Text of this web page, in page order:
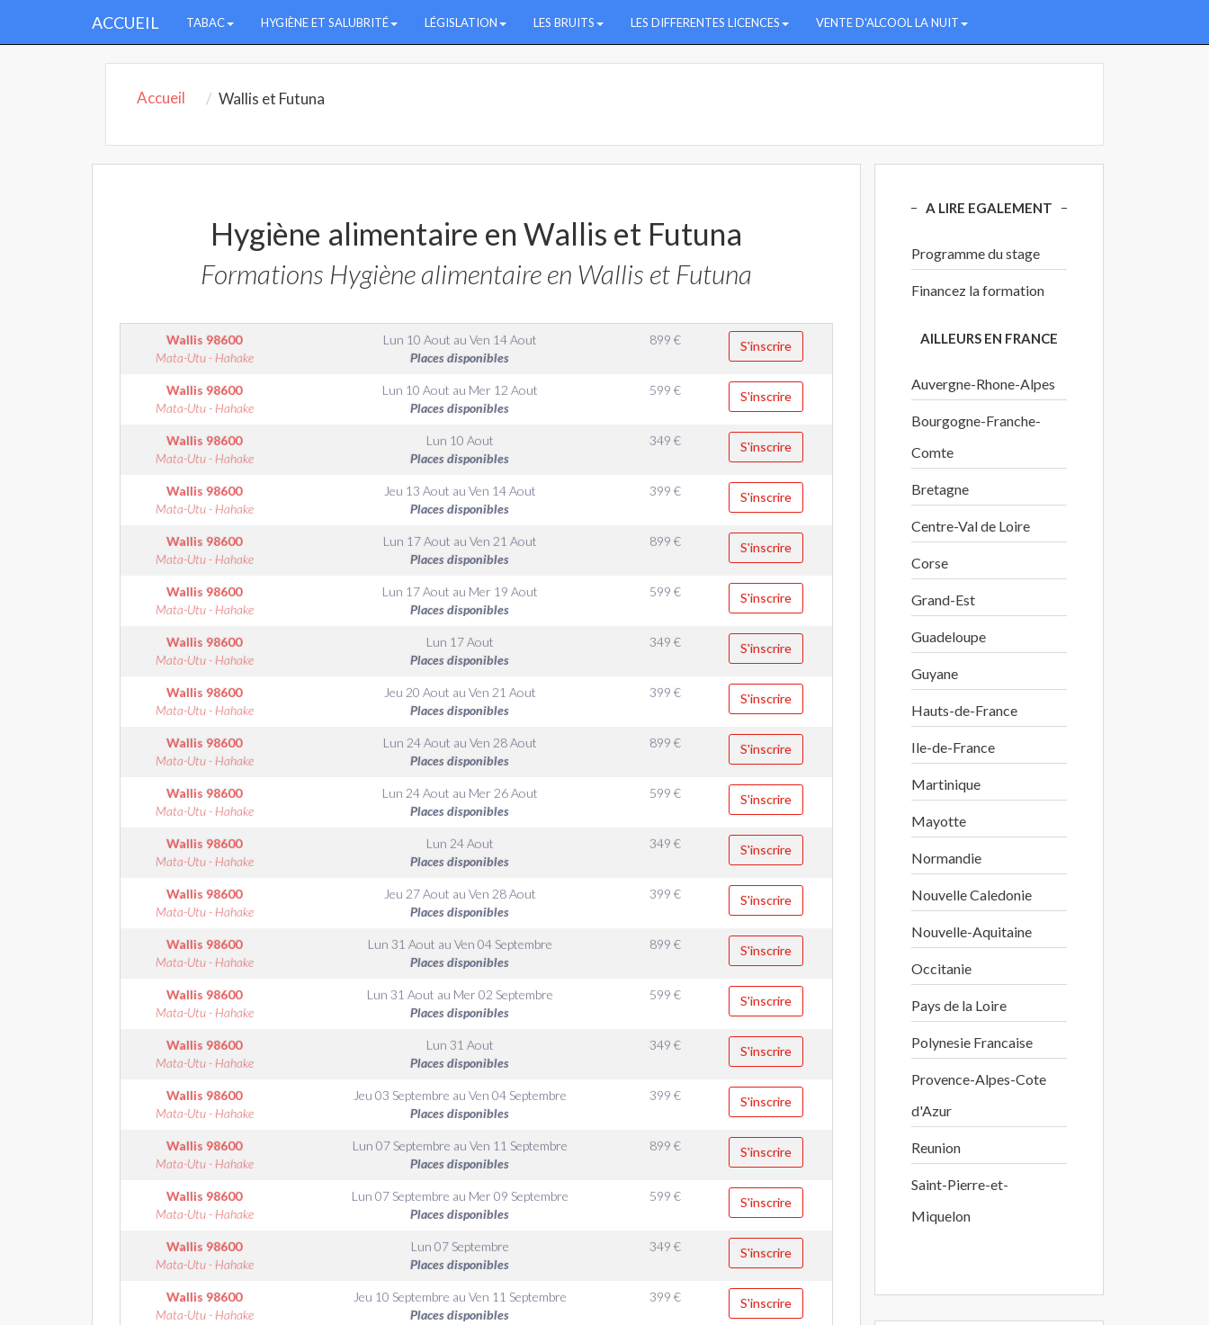
ACCUEIL TABAC HYGIÈNE ET SALUBRITÉ LÉGISLATION LES BRUITS LES DIFFERENTES LICENCES VENTE D'ALCOOL LA NUIT
Accueil Wallis et Futuna
Hygiène alimentaire en Wallis et Futuna
Formations Hygiène alimentaire en Wallis et Futuna
Wallis 98600
Mata-Utu - Hahake
Lun 10 Aout au Ven 14 Aout
Places disponibles
899 € S'inscrire
Wallis 98600
Mata-Utu - Hahake
Lun 10 Aout au Mer 12 Aout
Places disponibles
599 € S'inscrire
Wallis 98600
Mata-Utu - Hahake
Lun 10 Aout
Places disponibles
349 € S'inscrire
Wallis 98600
Mata-Utu - Hahake
Jeu 13 Aout au Ven 14 Aout
Places disponibles
399 € S'inscrire
Wallis 98600
Mata-Utu - Hahake
Lun 17 Aout au Ven 21 Aout
Places disponibles
899 € S'inscrire
Wallis 98600
Mata-Utu - Hahake
Lun 17 Aout au Mer 19 Aout
Places disponibles
599 € S'inscrire
Wallis 98600
Mata-Utu - Hahake
Lun 17 Aout
Places disponibles
349 € S'inscrire
Wallis 98600
Mata-Utu - Hahake
Jeu 20 Aout au Ven 21 Aout
Places disponibles
399 € S'inscrire
Wallis 98600
Mata-Utu - Hahake
Lun 24 Aout au Ven 28 Aout
Places disponibles
899 € S'inscrire
Wallis 98600
Mata-Utu - Hahake
Lun 24 Aout au Mer 26 Aout
Places disponibles
599 € S'inscrire
Wallis 98600
Mata-Utu - Hahake
Lun 24 Aout
Places disponibles
349 € S'inscrire
Wallis 98600
Mata-Utu - Hahake
Jeu 27 Aout au Ven 28 Aout
Places disponibles
399 € S'inscrire
Wallis 98600
Mata-Utu - Hahake
Lun 31 Aout au Ven 04 Septembre
Places disponibles
899 € S'inscrire
Wallis 98600
Mata-Utu - Hahake
Lun 31 Aout au Mer 02 Septembre
Places disponibles
599 € S'inscrire
Wallis 98600
Mata-Utu - Hahake
Lun 31 Aout
Places disponibles
349 € S'inscrire
Wallis 98600
Mata-Utu - Hahake
Jeu 03 Septembre au Ven 04 Septembre
Places disponibles
399 € S'inscrire
Wallis 98600
Mata-Utu - Hahake
Lun 07 Septembre au Ven 11 Septembre
Places disponibles
899 € S'inscrire
Wallis 98600
Mata-Utu - Hahake
Lun 07 Septembre au Mer 09 Septembre
Places disponibles
599 € S'inscrire
Wallis 98600
Mata-Utu - Hahake
Lun 07 Septembre
Places disponibles
349 € S'inscrire
Wallis 98600
Mata-Utu - Hahake
Jeu 10 Septembre au Ven 11 Septembre
Places disponibles
399 € S'inscrire
A LIRE EGALEMENT
Programme du stage
Financez la formation
AILLEURS EN FRANCE
Auvergne-Rhone-Alpes
Bourgogne-Franche-
Comte
Bretagne
Centre-Val de Loire
Corse
Grand-Est
Guadeloupe
Guyane
Hauts-de-France
Ile-de-France
Martinique
Mayotte
Normandie
Nouvelle Caledonie
Nouvelle-Aquitaine
Occitanie
Pays de la Loire
Polynesie Francaise
Provence-Alpes-Cote
d'Azur
Reunion
Saint-Pierre-et-
Miquelon